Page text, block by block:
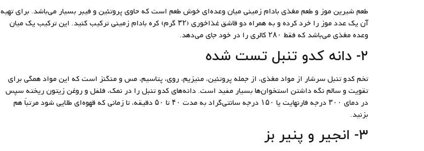
طعم شیرین موز و طعم مغذی بادام زمینی میان وعده‌ای خوش طعم است که حاوی پروتئین و فیبر بسیار می‌باشد. برای تهیه
آن یک عدد موز را خرد کرده و به همراه دو قاشق غذاخوری (۳۲ گرم) کره بادام زمینی ترکیب کنید. این ترکیب یک میان
وعده مغذی می‌باشد که فقط ۲۸۰ کالری را در خود جای می‌دهد.
۲- دانه کدو تنبل تست شده
تخم کدو تنبل سرشار از مواد مغذی، از جمله پروتئین، منیزیم، روی، پتاسیم، مس و منگنز است که این مواد همگی برای
تقویت و سالم نگه داشتن استخوان‌ها بسیار مفید است. دانه‌های کدو تنبل را در نمک، فلفل و روغن زیتون ریخته سپس
در دمای ۳۰۰ درجه فارنهایت یا ۱۵۰ درجه سانتی‌گراد به مدت ۴۰ تا ۵۰ دقیقه، تا زمانی که قهوه‌ای طلایی شود مرتباً هم
بزنید.
۳- انجیر و پنیر بز